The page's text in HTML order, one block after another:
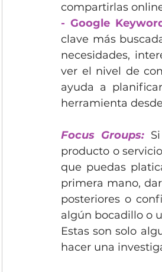
compartirlas
- Google
clave más
necesidades,
ver el nivel de
ayuda a
herramienta
Focus Groups:
producto o
que puedas
primera mano,
posteriores o
algún bocadillo o
Estas son solo
hacer una